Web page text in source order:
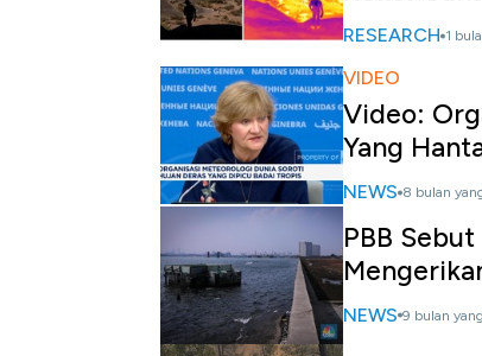
RESEARCH 1
VIDEO
Video:
Yang
NEWS 8 bulan
PBB
NEWS 9 bulan